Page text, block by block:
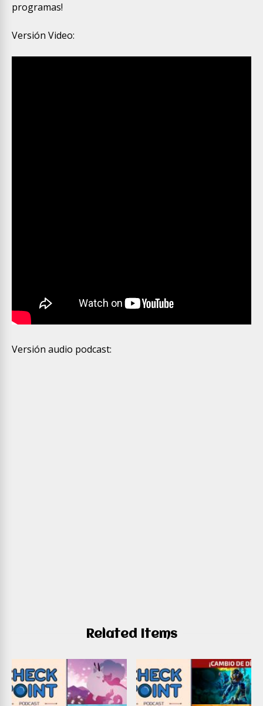
programas!
Versión Video:
Versión audio podcast:
Related Items